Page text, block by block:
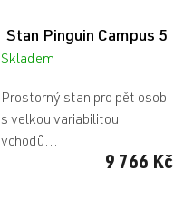
Stan Pinguin Campus 5
Skladem
9 766 Kč
Prostorný stan pro pět osob
s velkou variabilitou
vchodů...